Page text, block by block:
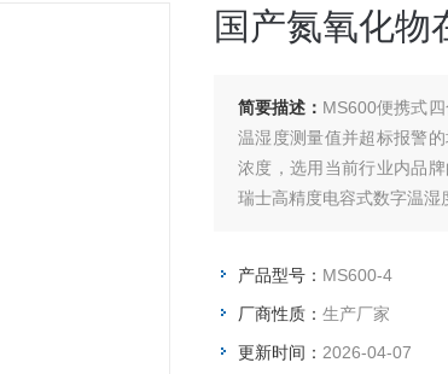
国产氮氧化物
简要描述： MS600便携式
温湿度测量值并超标报警
浓度，选用当前行业内品
瑞士高精度电容式数字温湿
产品型号： MS600-4
厂商性质： 生产厂家
更新时间： 2026-04-07